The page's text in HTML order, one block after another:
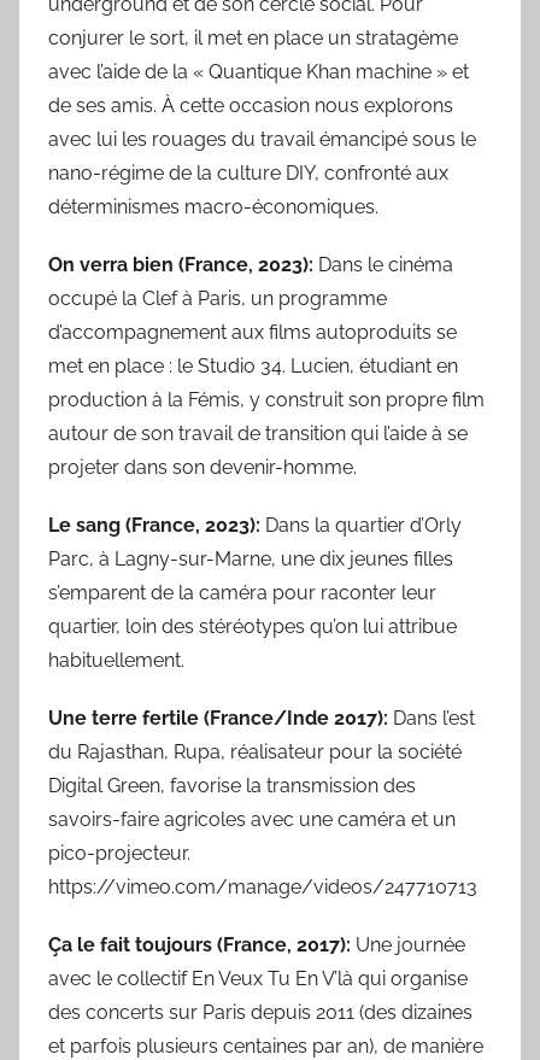
conjurer le sort, il met en place un stratagème
avec l’aide de la « Quantique Khan machine » et
de ses amis. À cette occasion nous explorons
avec lui les rouages du travail émancipé sous le
nano-régime de la culture DIY, confronté aux
déterminismes macro-économiques.
On verra bien (France, 2023): Dans le cinéma
occupé la Clef à Paris, un programme
d’accompagnement aux films autoproduits se
met en place : le Studio 34. Lucien, étudiant en
production à la Fémis, y construit son propre film
autour de son travail de transition qui l’aide à se
projeter dans son devenir-homme.
Le sang (France, 2023): Dans la quartier d’Orly
Parc, à Lagny-sur-Marne, une dix jeunes filles
s’emparent de la caméra pour raconter leur
quartier, loin des stéréotypes qu’on lui attribue
habituellement.
Une terre fertile (France/Inde 2017): Dans l’est
du Rajasthan, Rupa, réalisateur pour la société
Digital Green, favorise la transmission des
savoirs-faire agricoles avec une caméra et un
pico-projecteur.
https://vimeo.com/manage/videos/247710713
Ça le fait toujours (France, 2017): Une journée
avec le collectif En Veux Tu En V’là qui organise
des concerts sur Paris depuis 2011 (des dizaines
et parfois plusieurs centaines par an), de manière